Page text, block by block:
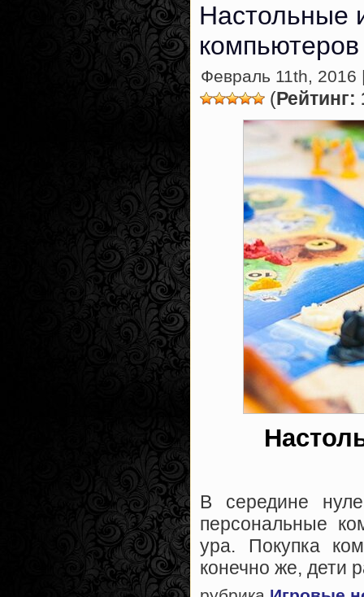
Настольные
компьютеров
Февраль 11th, 2016
(Рейтинг:
В середине
персональные
ура. Покупка
конечно же, дети